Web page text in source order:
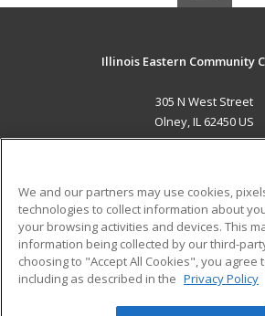
Illinois Eastern Community
305 N West Street
Olney, IL 62450 US
ADDITIONAL
Military
Financial Assistance
Help
Student
We and our partners may use cookies,
technologies to collect information about
your browsing activities and devices. This
information being collected by our third-
choosing to "Accept All Cookies", you agree
including as described in the Privacy Policy